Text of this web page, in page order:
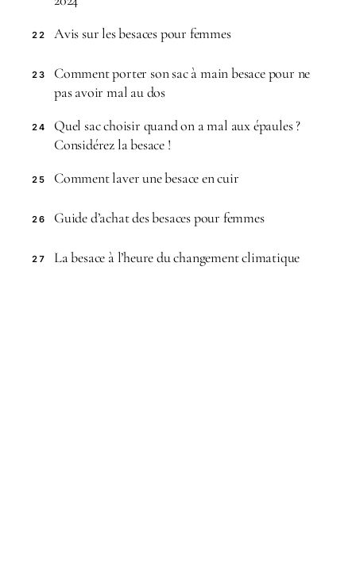
22 Avis sur les besaces pour femmes
23
Comment porter son sac à main besace pour ne
pas avoir mal au dos
24
Quel sac choisir quand on a mal aux épaules ?
Considérez la besace !
25 Comment laver une besace en cuir
26 Guide d’achat des besaces pour femmes
27 La besace à l’heure du changement climatique